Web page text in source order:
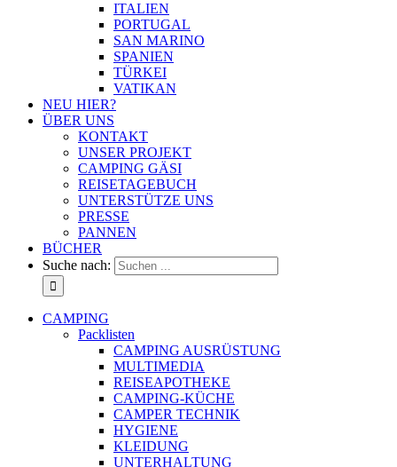
ITALIEN
PORTUGAL
SAN MARINO
SPANIEN
TÜRKEI
VATIKAN
NEU HIER?
ÜBER UNS
KONTAKT
UNSER PROJEKT
CAMPING GÄSI
REISETAGEBUCH
UNTERSTÜTZE UNS
PRESSE
PANNEN
BÜCHER
Suche nach:
CAMPING
Packlisten
CAMPING AUSRÜSTUNG
MULTIMEDIA
REISEAPOTHEKE
CAMPING-KÜCHE
CAMPER TECHNIK
HYGIENE
KLEIDUNG
UNTERHALTUNG